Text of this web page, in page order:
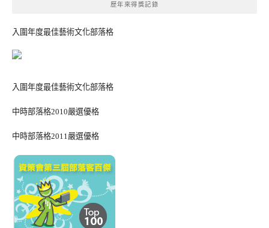
歷年來得獎記錄
入圍年度最佳藝術文化部落格
入圍年度最佳藝術文化部落格
中時部落格2010嚴選優格
中時部落格2011嚴選優格